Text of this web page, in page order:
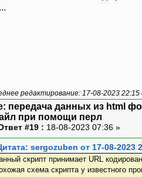
редактирование: 17-08-2023
передача данных из html
при помощи перл
#19 : 18-08-2023 07:36 »
sergozuben от 17-08-2023
скрипт принимает URL
схема скрипта у известного